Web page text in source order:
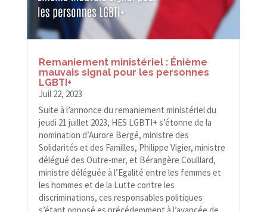
Remaniement ministériel : Énième
mauvais signal pour les personnes
LGBTI+
Juil 22, 2023
Suite à l’annonce du remaniement ministériel du
jeudi 21 juillet 2023, HES LGBTI+ s’étonne de la
nomination d’Aurore Bergé, ministre des
Solidarités et des Familles, Philippe Vigier, ministre
délégué des Outre-​​mer, et Bérangère Couillard,
ministre déléguée à l’Egalité entre les femmes et
les hommes et de la Lutte contre les
discriminations, ces responsables politiques